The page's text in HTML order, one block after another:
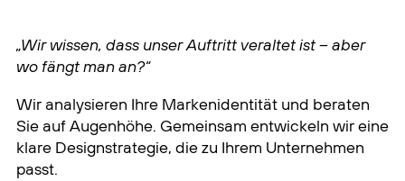
„Wir wissen, dass unser Auftritt veraltet ist – aber
wo fängt man an?“
Wir analysieren Ihre Markenidentität und beraten
Sie auf Augenhöhe. Gemeinsam entwickeln wir eine
klare Designstrategie, die zu Ihrem Unternehmen
passt.